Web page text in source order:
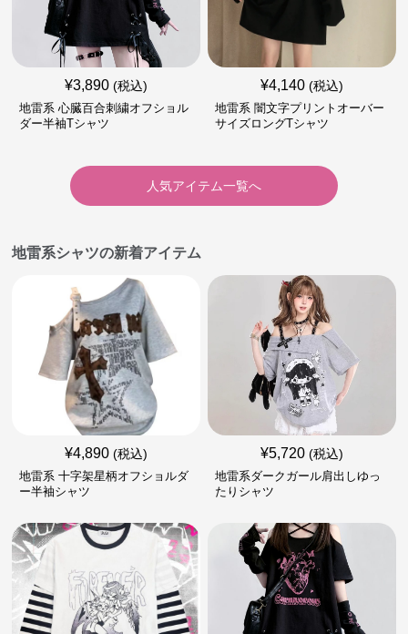
¥3,890 (税込)
地雷系 心臓百合刺繍オフショル
ダー半袖Tシャツ
¥4,140 (税込)
地雷系 闇文字プリントオーバー
サイズロングTシャツ
人気アイテム一覧へ
地雷系シャツの新着アイテム
¥4,890 (税込)
地雷系 十字架星柄オフショルダ
ー半袖シャツ
¥5,720 (税込)
地雷系ダークガール肩出しゆっ
たりシャツ